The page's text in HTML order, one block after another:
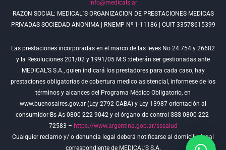
info@medicals.ar
RAZON SOCIAL: MEDICAL´S ORGANIZACION DE PRESTACIONES MEDICAS
PRIVADAS SOCIEDAD ANONIMA | RNEMP Nº 1-11186 | CUIT 33578615399
Las prestaciones incorporadas en el marco de las leyes No 24.754 y 26682
y la Resoluciones 201/02 y 1991/05 M:S :deberán ser gestionadas ante
MEDICAL’S S.A., quien indicará los prestadores para cada caso, hay
prestaciones obligatorias de cobertura medico asistencial, informese de los
términos y alcances del Programa Médico Obligatorio, en
www.buenosaires.gov.ar (Ley 2792 CABA) y Ley 13987 orientación al
consumidor Bs As 0800-222-9042 y el órgano de control SSS 0800-222-
72583 – https://www.argentina.gob.ar/sssalud
Cualquier reclamo y/ o denuncia legal deberá notificarse al domicilio legal
correspondiente de MEDICAL’S S.A.